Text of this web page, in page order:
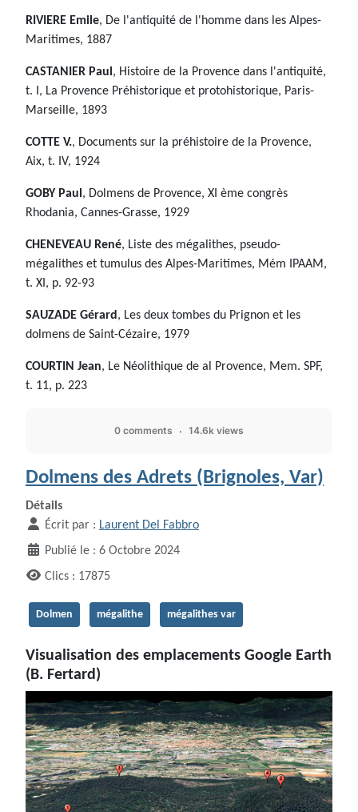
RIVIERE Emile, De l'antiquité de l'homme dans les Alpes-
Maritimes, 1887
CASTANIER Paul , Histoire de la Provence dans l'antiquité,
t. I, La Provence Préhistorique et protohistorique, Paris-
Marseille, 1893
COTTE V., Documents sur la préhistoire de la Provence,
Aix, t. IV, 1924
GOBY Paul , Dolmens de Provence, XI ème congrès
Rhodania, Cannes-Grasse, 1929
CHENEVEAU René, Liste des mégalithes, pseudo-
mégalithes et tumulus des Alpes-Maritimes, Mém IPAAM,
t. XI, p. 92-93
SAUZADE Gérard , Les deux tombes du Prignon et les
dolmens de Saint-Cézaire, 1979
COURTIN Jean, Le Néolithique de al Provence, Mem. SPF,
t. 11, p. 223
0 comments 14.6k views
Dolmens des Adrets (Brignoles, Var)
Détails
Écrit par : Laurent Del Fabbro
Publié le : 6 Octobre 2024
Clics : 17875
Dolmen mégalithe mégalithes var
Visualisation des emplacements Google Earth
(B. Fertard)